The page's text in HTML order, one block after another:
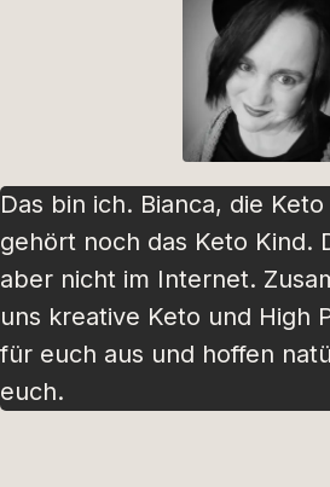
Das bin ich. Bianca, die
gehört noch das Keto Kind.
aber nicht im Internet.
uns kreative Keto und High
für euch aus und hoffen
euch.